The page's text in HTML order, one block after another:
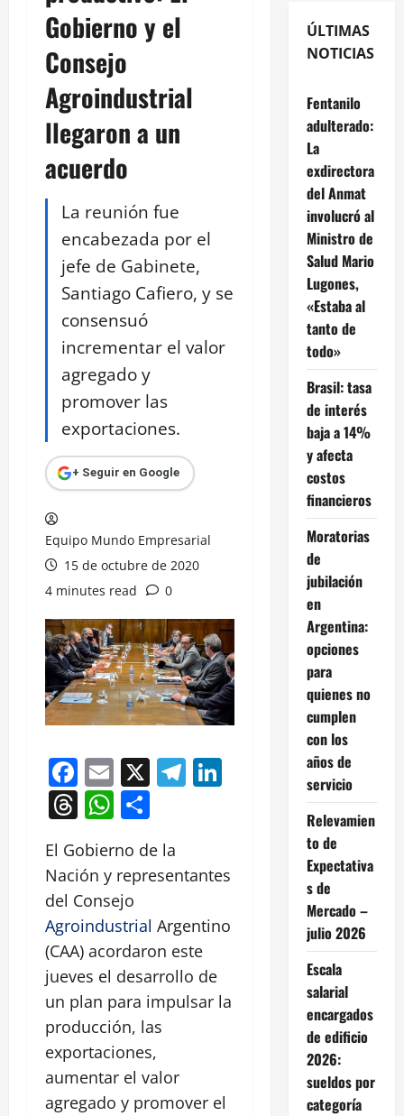
Gobierno y el
Consejo
Agroindustrial
llegaron a un
acuerdo
La reunión fue
encabezada por el
jefe de Gabinete,
Santiago Cafiero, y se
consensuó
incrementar el valor
agregado y
promover las
exportaciones.
+ Seguir en Google
Equipo Mundo Empresarial
15 de octubre de 2020
4 minutes read
0
Facebook
Email
X Telegram
LinkedIn
Threads
WhatsApp
El Gobierno de la
Nación y representantes
del Consejo
Agroindustrial Argentino
(CAA) acordaron este
jueves el desarrollo de
un plan para impulsar la
producción, las
exportaciones,
aumentar el valor
agregado y promover el
ÚLTIMAS
NOTICIAS
Fentanilo
adulterado:
La
exdirectora
del Anmat
involucró al
Ministro de
Salud Mario
Lugones,
«Estaba al
tanto de
todo»
Brasil: tasa
de interés
baja a 14%
y afecta
costos
financieros
Moratorias
de
jubilación
en
Argentina:
opciones
para
quienes no
cumplen
con los
años de
servicio
Relevamien
to de
Expectativa
s de
Mercado –
julio 2026
Escala
salarial
encargados
de edificio
2026:
sueldos por
categoría